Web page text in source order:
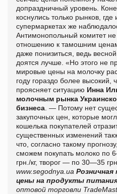
допраздничный уровень.
коснулись только рынков,
супермаркетах же
Антимонопольный комитет
отношению к тамошним
даже понизиться, ведь
доятся лучше. «Но этого не
мировые цены на молочку
году гораздо более
проясняет ситуацию Инна
молочным рынка
бизнеса . — Потому нет
закупочных цен, которые
кошелька покупателей
существенных изменений
что, согласно такому
сможем покупать молоко по
грн./кг, творог — по 30—35
www.segodnya.ua Розничная
цены на продукты
оптовой торговли